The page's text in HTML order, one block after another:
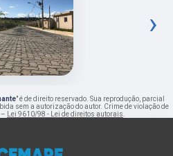
›
" é de direito reservado. Sua reprodução, parcial
sem a autorização do autor. Crime de violação de
Lei 9610/98 - Lei de direitos autorais